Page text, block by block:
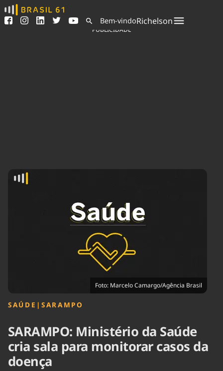
Ver todas as notícias
Podcasts
Indicadores
Agronegócios
Economia
Educação
Infraestrutura
Internacional
Política
Saúde
Tempo
Bem-vindoRichelson
PUBLICIDADE
Foto: Marcelo Camargo/Agência Brasil
SAÚDE | SARAMPO
SARAMPO: Ministério da Saúde
cria sala para monitorar casos da
doença